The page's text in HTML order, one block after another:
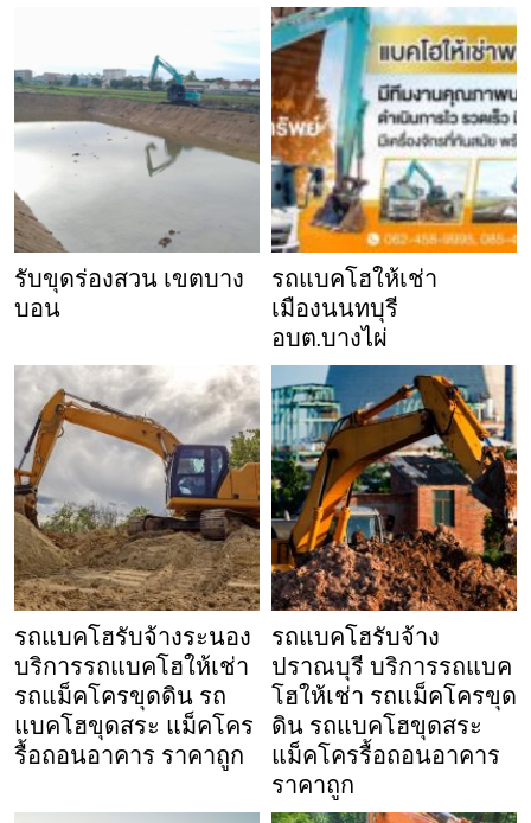
รับขุดร่องสวน เขตบาง
บอน
รถแบคโฮให้เช่า
เมืองนนทบุรี
อบต.บางไผ่
รถแบคโฮรับจ้างระนอง
บริการรถแบคโฮให้เช่า
รถแม็คโครขุดดิน รถ
แบคโฮขุดสระ แม็คโคร
รื้อถอนอาคาร ราคาถูก
รถแบคโฮรับจ้าง
ปราณบุรี บริการรถแบค
โฮให้เช่า รถแม็คโครขุด
ดิน รถแบคโฮขุดสระ
แม็คโครรื้อถอนอาคาร
ราคาถูก